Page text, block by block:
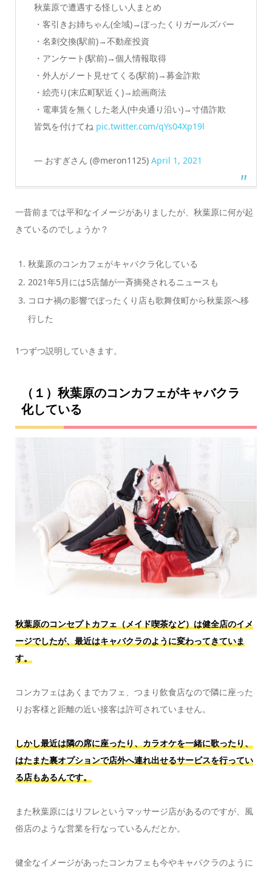
秋葉原で遭遇する怪しい人まとめ
・客引きお姉ちゃん(全域)→ぼったくりガールズバー
・名刺交換(駅前)→不動産投資
・アンケート(駅前)→個人情報取得
・外人がノート見せてくる(駅前)→募金詐欺
・絵売り(末広町駅近く)→絵画商法
・電車賃を無くした老人(中央通り沿い)→寸借詐欺
皆気を付けてね pic.twitter.com/qYs04Xp19l
— おすぎさん (@meron1125) April 1, 2021
一昔前までは平和なイメージがありましたが、秋葉原に何が起
きているのでしょうか？
秋葉原のコンカフェがキャバクラ化している
2021年5月には5店舗が一斉摘発されるニュースも
コロナ禍の影響でぼったくり店も歌舞伎町から秋葉原へ移
行した
1つずつ説明していきます。
（１）秋葉原のコンカフェがキャバクラ
化している
秋葉原のコンセプトカフェ（メイド喫茶など）は健全店のイメ
ージでしたが、最近はキャバクラのように変わってきていま
す。
コンカフェはあくまでカフェ、つまり飲食店なので隣に座った
りお客様と距離の近い接客は許可されていません。
しかし最近は隣の席に座ったり、カラオケを一緒に歌ったり、
はたまた裏オプションで店外へ連れ出せるサービスを行ってい
る店もあるんです。
また秋葉原にはリフレというマッサージ店があるのですが、風
俗店のような営業を行なっているんだとか。
健全なイメージがあったコンカフェも今やキャバクラのように